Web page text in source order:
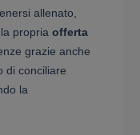
allenato,
propria offerta
grazie anche
di conciliare
la